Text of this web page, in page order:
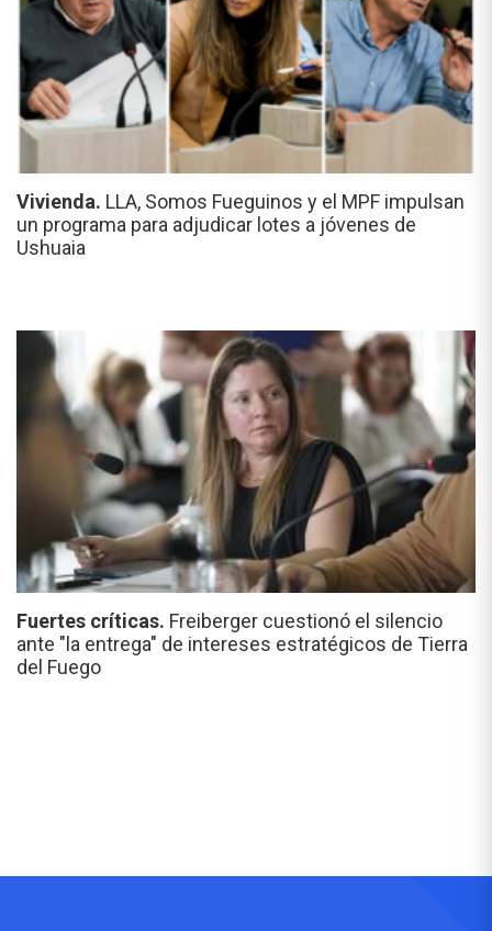
Vivienda. LLA, Somos Fueguinos y el MPF impulsan
un programa para adjudicar lotes a jóvenes de
Ushuaia
Fuertes críticas. Freiberger cuestionó el silencio
ante "la entrega" de intereses estratégicos de Tierra
del Fuego